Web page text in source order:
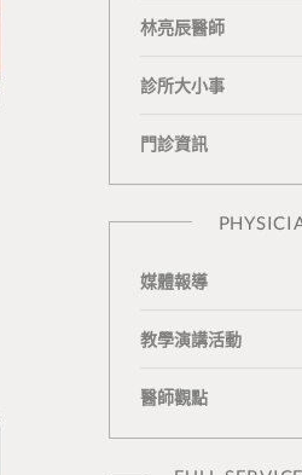
b
k
n
林亮辰醫師
診所大小事
門診資訊
媒體報導
教學演講活動
醫師觀點